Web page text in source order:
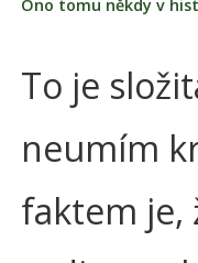
Ono tomu někdy v
To je
neumím
faktem je,